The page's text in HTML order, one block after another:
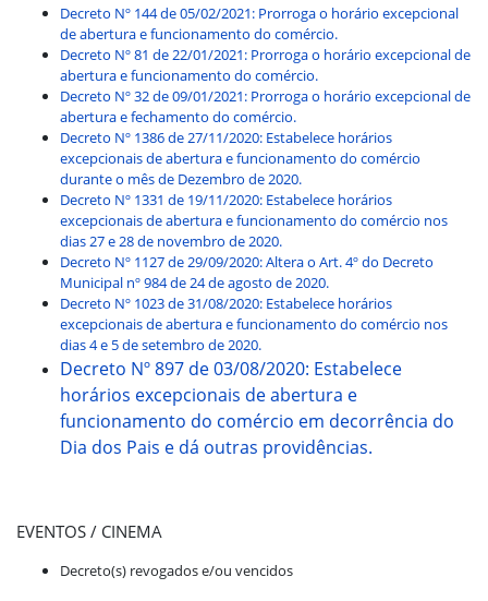
Decreto Nº 144 de 05/02/2021: Prorroga o horário excepcional
de abertura e funcionamento do comércio.
Decreto Nº 81 de 22/01/2021: Prorroga o horário excepcional de
abertura e funcionamento do comércio.
Decreto Nº 32 de 09/01/2021: Prorroga o horário excepcional de
abertura e fechamento do comércio.
Decreto Nº 1386 de 27/11/2020: Estabelece horários
excepcionais de abertura e funcionamento do comércio
durante o mês de Dezembro de 2020.
Decreto Nº 1331 de 19/11/2020: Estabelece horários
excepcionais de abertura e funcionamento do comércio nos
dias 27 e 28 de novembro de 2020.
Decreto Nº 1127 de 29/09/2020: Altera o Art. 4º do Decreto
Municipal nº 984 de 24 de agosto de 2020.
Decreto Nº 1023 de 31/08/2020: Estabelece horários
excepcionais de abertura e funcionamento do comércio nos
dias 4 e 5 de setembro de 2020.
Decreto Nº 897 de 03/08/2020: Estabelece
horários excepcionais de abertura e
funcionamento do comércio em decorrência do
Dia dos Pais e dá outras providências.
EVENTOS / CINEMA
Decreto(s) revogados e/ou vencidos